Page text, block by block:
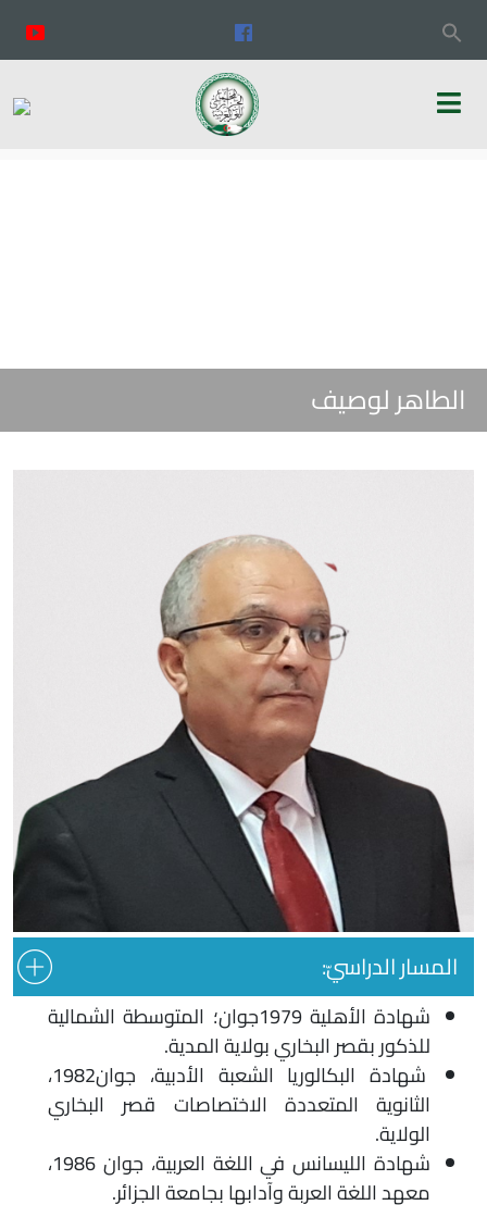
الطاهر لوصيف
المسار الدراسيّ:
شهادة الأهلية 1979جوان؛ المتوسطة الشمالية
للذكور بقصر البخاري بولاية المدية.
شهادة البكالوريا الشعبة الأدبية، جوان1982،
الثانوية المتعددة الاختصاصات قصر البخاري
الولاية.
شهادة الليسانس في اللغة العربية، جوان 1986،
معهد اللغة العربة وآدابها بجامعة الجزائر.